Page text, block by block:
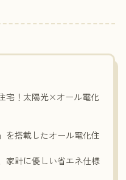
宅！太陽光×オール電化
を搭載したオール電化住
家計に優しい省エネ仕様